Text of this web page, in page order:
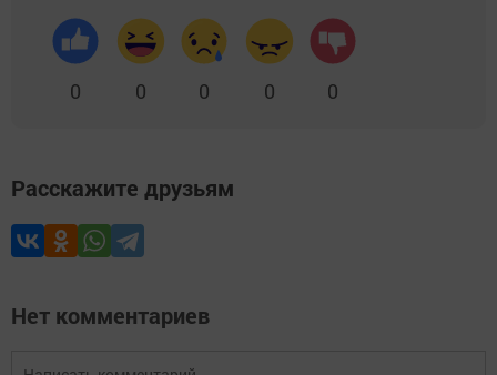
0 0 0 0 0
Расскажите друзьям
Нет комментариев